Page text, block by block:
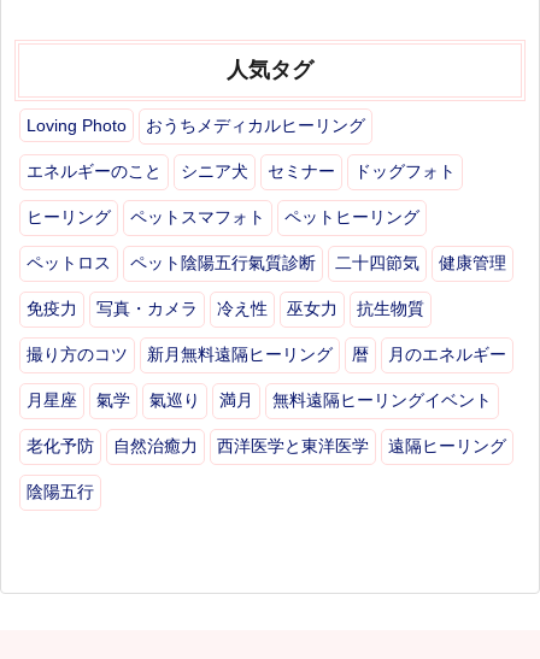
人気タグ
Loving Photo おうちメディカルヒーリング
エネルギーのこと シニア犬 セミナー ドッグフォト
ヒーリング ペットスマフォト ペットヒーリング
ペットロス ペット陰陽五行氣質診断 二十四節気 健康管理
免疫力 写真・カメラ 冷え性 巫女力 抗生物質
撮り方のコツ 新月無料遠隔ヒーリング 暦 月のエネルギー
月星座 氣学 氣巡り 満月 無料遠隔ヒーリングイベント
老化予防 自然治癒力 西洋医学と東洋医学 遠隔ヒーリング
陰陽五行